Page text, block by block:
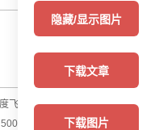
飞天茅台2015年份
500ml箱装参考价
隐藏/显示图片
下载文章
下载图片